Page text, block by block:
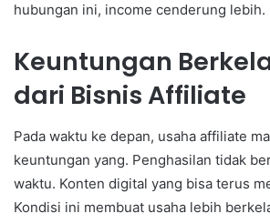
hubungan ini, income cenderung lebih.
Keuntungan
dari Bisnis Affiliate
Pada waktu ke depan, usaha affiliate
keuntungan yang. Penghasilan tidak
waktu. Konten digital yang bisa terus
Kondisi ini membuat usaha lebih